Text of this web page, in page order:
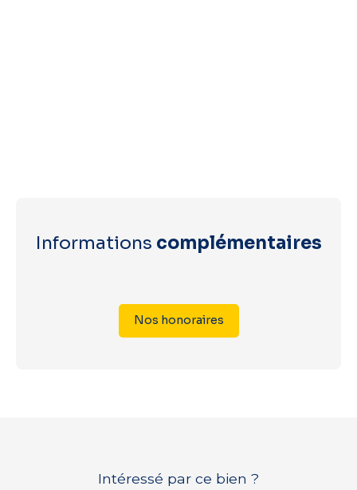
Informations complémentaires
Nos honoraires
Intéressé par ce bien ?